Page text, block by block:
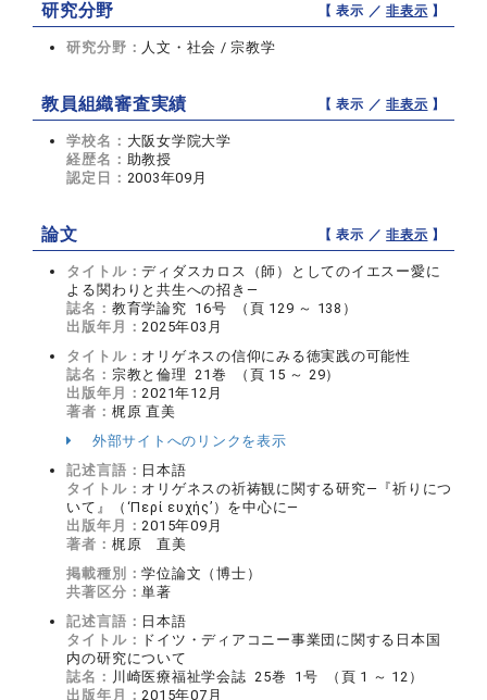
研究分野 【 表示 ／非表示 】
研究分野： 人文・社会 / 宗教学
教員組織審査実績 【 表示 ／非表示 】
学校名： 大阪女学院大学
経歴名： 助教授
認定日： 2003年09月
論文 【 表示 ／非表示 】
タイトル：ディダスカロス（師）としてのイエスー愛に
よる関わりと共生への招き―
誌名： 教育学論究 16号 （頁 129 ～ 138）
出版年月：2025年03月
タイトル： オリゲネスの信仰にみる徳実践の可能性
誌名： 宗教と倫理 21巻 （頁 15 ～ 29）
出版年月：2021年12月
著者： 梶原 直美
外部サイトへのリンクを表示
記述言語： 日本語
タイトル： オリゲネスの祈祷観に関する研究―『祈りにつ
いて』（‘Περί ευχής’）を中心に―
出版年月：2015年09月
著者： 梶原 直美
掲載種別：学位論文（博士）
共著区分：単著
記述言語： 日本語
タイトル： ドイツ・ディアコニー事業団に関する日本国
内の研究について
誌名： 川崎医療福祉学会誌 25巻 1号 （頁 1 ～ 12）
出版年月：2015年07月